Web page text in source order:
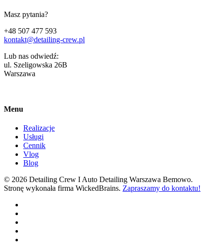
Masz pytania?
+48 507 477 593
kontakt@detailing-crew.pl
Lub nas odwiedź:
ul. Szeligowska 26B
Warszawa
Menu
Realizacje
Usługi
Cennik
Vlog
Blog
© 2026 Detailing Crew I Auto Detailing Warszawa Bemowo.
Stronę wykonała firma WickedBrains. Zapraszamy do kontaktu!